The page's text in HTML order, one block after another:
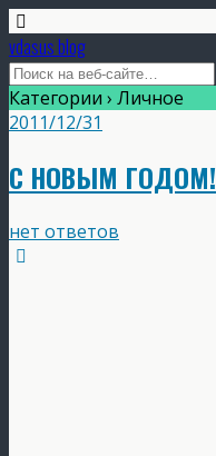
vdasus blog
Категории › Личное
2011/12/31
C НОВЫМ ГОДОМ!
нет ответов